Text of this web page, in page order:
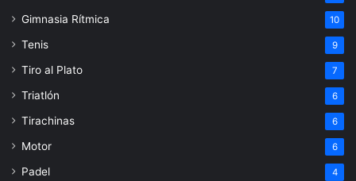
Gimnasia Rítmica 10
Tenis 9
Tiro al Plato 7
Triatlón 6
Tirachinas 6
Motor 6
Padel 4